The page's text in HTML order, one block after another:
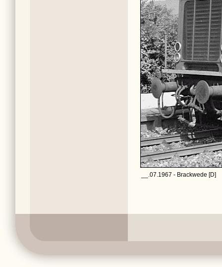
__.07.1967 - Brackwede [D]